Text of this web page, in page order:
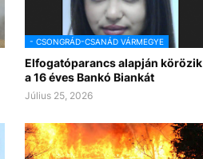
- CSONGRÁD-CSANÁD VÁRMEGYE
Elfogatóparancs alapján körözik
a 16 éves Bankó Biankát
Július 25, 2026